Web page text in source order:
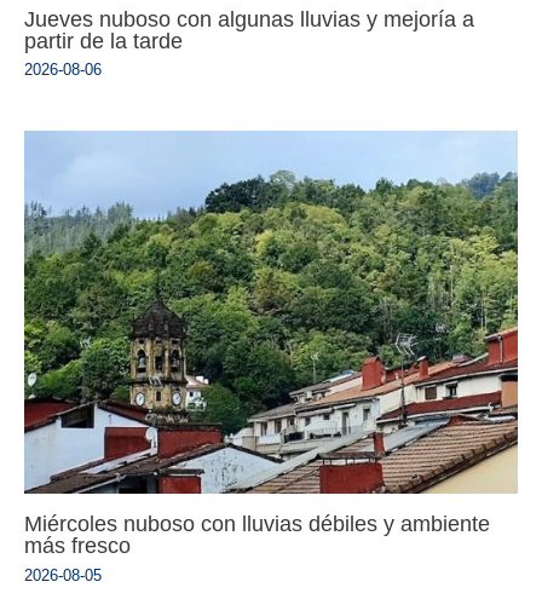
Jueves nuboso con algunas lluvias y mejoría a
partir de la tarde
2026-08-06
Miércoles nuboso con lluvias débiles y ambiente
más fresco
2026-08-05